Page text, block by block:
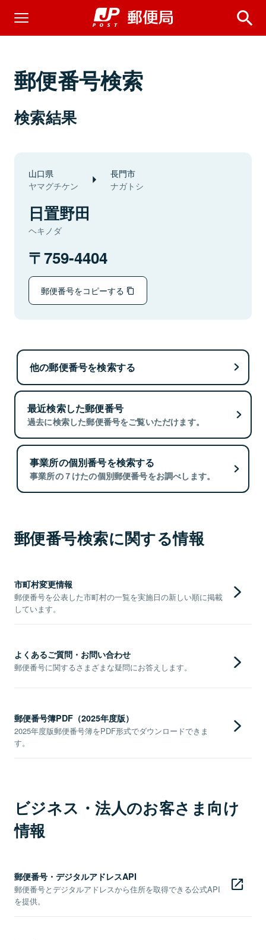
郵便番号検索
検索結果
山口県
ヤマグチケン
長門市
ナガトシ
日置野田
ヘキノダ
759-4404
郵便番号をコピーする
他の郵便番号を検索する
最近検索した郵便番号
過去に検索した郵便番号をご覧いただけます。
事業所の個別番号を検索する
事業所の７けたの個別郵便番号をお調べします。
郵便番号検索に関する情報
市町村変更情報
郵便番号を公表した市町村の一覧を実施日の新しい順に掲載
しています。
よくあるご質問・お問い合わせ
郵便番号に関するさまざまな疑問にお答えします。
郵便番号簿PDF（2025年度版）
2025年度版郵便番号簿をPDF形式でダウンロードできま
す。
ビジネス・法人のお客さま向け
情報
郵便番号・デジタルアドレスAPI
郵便番号とデジタルアドレスから住所を取得できる公式API
を提供。